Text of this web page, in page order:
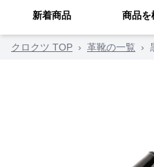
新着商品 商品を
クロクツ TOP › 革靴の一覧 ›